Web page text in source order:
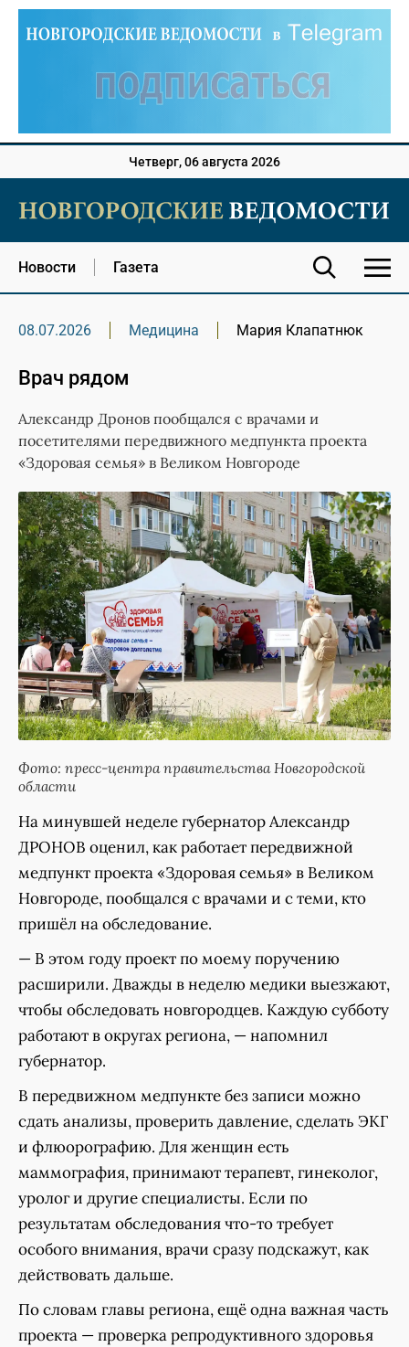
Четверг, 06 августа 2026
Новости Газета
08.07.2026 Медицина Мария Клапатнюк
Врач рядом
Александр Дронов пообщался с врачами и
посетителями передвижного медпункта проекта
«Здоровая семья» в Великом Новгороде
Фото: пресс-центра правительства Новгородской
области
На минувшей неделе губернатор Александр
ДРОНОВ оценил, как работает передвижной
медпункт проекта «Здоровая семья» в Великом
Новгороде, пообщался с врачами и с теми, кто
пришёл на обследование.
— В этом году проект по моему поручению
расширили. Дважды в неделю медики выезжают,
чтобы обследовать новгородцев. Каждую субботу
работают в округах региона, — напомнил
губернатор.
В передвижном медпункте без записи можно
сдать анализы, проверить давление, сделать ЭКГ
и флюорографию. Для женщин есть
маммография, принимают терапевт, гинеколог,
уролог и другие специалисты. Если по
результатам обследования что-то требует
особого внимания, врачи сразу подскажут, как
действовать дальше.
По словам главы региона, ещё одна важная часть
проекта — проверка репродуктивного здоровья